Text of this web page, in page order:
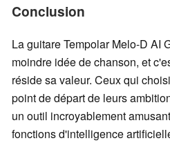
Conclusion
La guitare Tempolar Melo-D AI
moindre idée de chanson, et
réside sa valeur. Ceux qui
point de départ de leurs
un outil incroyablement
fonctions d'intelligence